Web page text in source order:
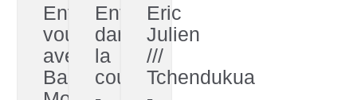
Enforestez-
vous
avec
Baptiste
Entrée
dans
la
couleur
Eric
Julien
///
Tchendukua